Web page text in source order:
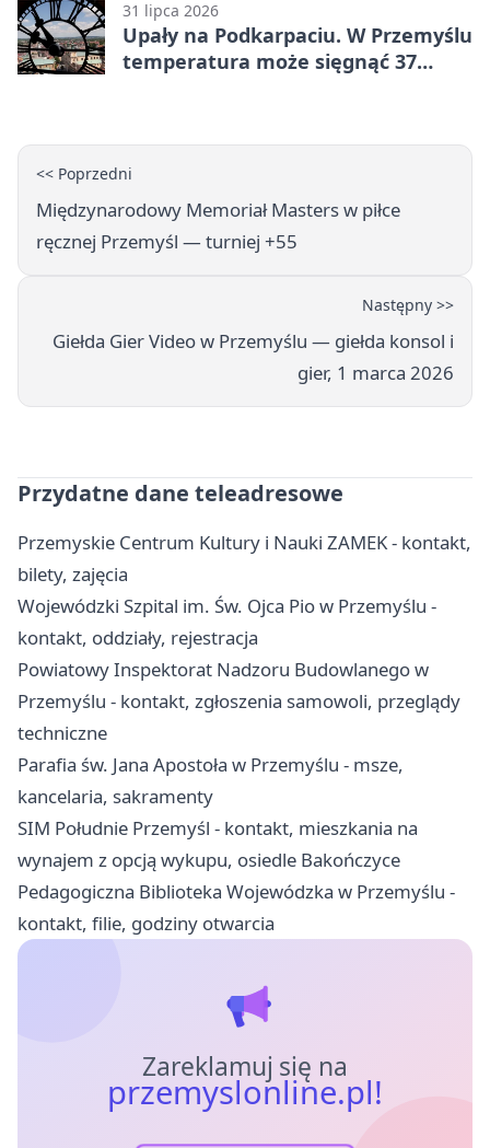
31 lipca 2026
Upały na Podkarpaciu. W Przemyślu
temperatura może sięgnąć 37
<< Poprzedni
Międzynarodowy Memoriał Masters w piłce
ręcznej Przemyśl — turniej +55
Następny >>
Giełda Gier Video w Przemyślu — giełda konsol i
gier, 1 marca 2026
Przydatne dane teleadresowe
Przemyskie Centrum Kultury i Nauki ZAMEK - kontakt,
bilety, zajęcia
Wojewódzki Szpital im. Św. Ojca Pio w Przemyślu -
kontakt, oddziały, rejestracja
Powiatowy Inspektorat Nadzoru Budowlanego w
Przemyślu - kontakt, zgłoszenia samowoli, przeglądy
techniczne
Parafia św. Jana Apostoła w Przemyślu - msze,
kancelaria, sakramenty
SIM Południe Przemyśl - kontakt, mieszkania na
wynajem z opcją wykupu, osiedle Bakończyce
Pedagogiczna Biblioteka Wojewódzka w Przemyślu -
kontakt, filie, godziny otwarcia
Zareklamuj się na
przemyslonline.pl!